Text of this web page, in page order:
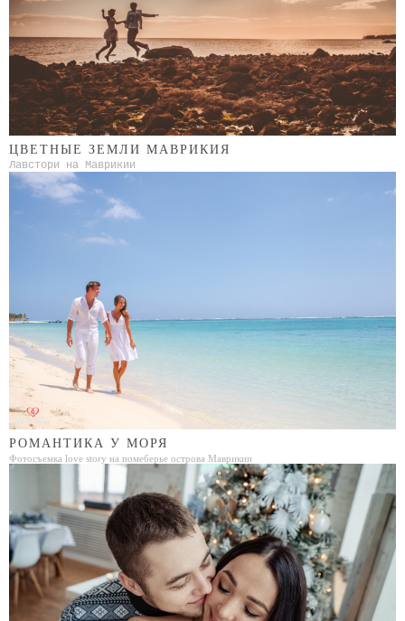
ЦВЕТНЫЕ ЗЕМЛИ МАВРИКИЯ
Лавстори на Маврикии
РОМАНТИКА У МОРЯ
Фотосъемка love story на помеберье острова Маврикии